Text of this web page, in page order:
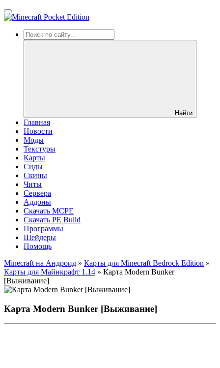
Найти
Главная
Новости
Моды
Текстуры
Карты
Сиды
Cкины
Читы
Сервера
Аддоны
Скачать MCPE
Скачать PE Build
Программы
Шейдеры
Помощь
Minecraft на Андроид » Карты для Minecraft Bedrock Edition »
Карты для Майнкрафт 1.14 » Карта Modern Bunker
[Выживание]
Карта Modern Bunker [Выживание]